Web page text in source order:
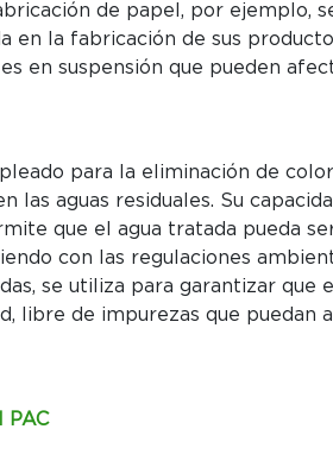
de papel, por ejemplo,
en la fabricación de sus
en suspensión que pueden
para la eliminación de
las aguas residuales. Su
que el agua tratada pueda
con las regulaciones
se utiliza para garantizar que
libre de impurezas que puedan
PAC